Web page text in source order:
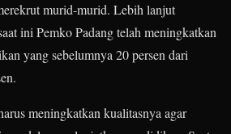
murid-murid. Lebih lanjut
ini Pemko Padang telah meningkatkan
yang sebelumnya 20 persen dari
meningkatkan kualitasnya agar